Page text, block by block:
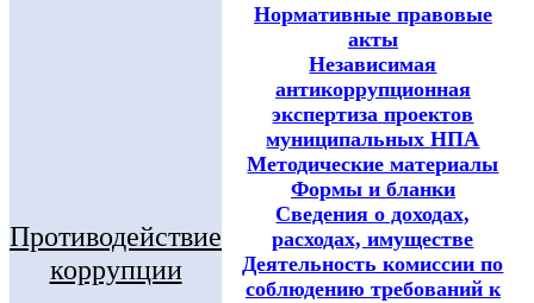
Противодействие
коррупции
Нормативные правовые
акты
Независимая
антикоррупционная
экспертиза проектов
муниципальных НПА
Методические материалы
Формы и бланки
Сведения о доходах,
расходах, имуществе
Деятельность комиссии по
соблюдению требований к